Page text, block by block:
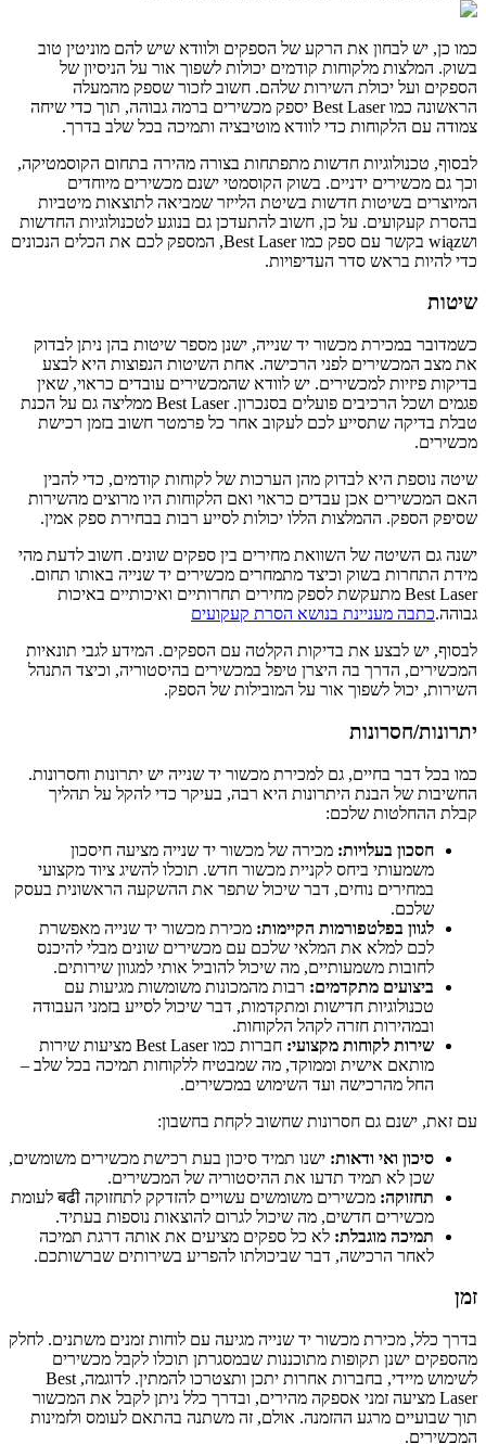
כמו כן, יש לבחון את הרקע של הספקים ולוודא שיש להם מוניטין טוב
בשוק. המלצות מלקוחות קודמים יכולות לשפוך אור על הניסיון של
הספקים ועל יכולת השירות שלהם. חשוב לזכור שספק מהמעלה
הראשונה כמו Best Laser יספק מכשירים ברמה גבוהה, תוך כדי שיחה
צמודה עם הלקוחות כדי לוודא מוטיבציה ותמיכה בכל שלב בדרך.
לבסוף, טכנולוגיות חדשות מתפתחות בצורה מהירה בתחום הקוסמטיקה,
וכך גם מכשירים ידניים. בשוק הקוסמטי ישנם מכשירים מיוחדים
המיוצרים בשיטות חדשות בשיטת הלייזר שמביאה לתוצאות מיטביות
בהסרת קעקועים. על כן, חשוב להתעדכן גם בנוגע לטכנולוגיות החדשות
ושwiąz בקשר עם ספק כמו Best Laser, המספק לכם את הכלים הנכונים
כדי להיות בראש סדר העדיפויות.
שיטות
כשמדובר במכירת מכשור יד שנייה, ישנן מספר שיטות בהן ניתן לבדוק
את מצב המכשירים לפני הרכישה. אחת השיטות הנפוצות היא לבצע
בדיקות פיזיות למכשירים. יש לוודא שהמכשירים עובדים כראוי, שאין
פגמים ושכל הרכיבים פועלים בסנכרון. Best Laser ממליצה גם על הכנת
טבלת בדיקה שתסייע לכם לעקוב אחר כל פרמטר חשוב בזמן רכישת
מכשירים.
שיטה נוספת היא לבדוק מהן הערכות של לקוחות קודמים, כדי להבין
האם המכשירים אכן עבדים כראוי ואם הלקוחות היו מרוצים מהשירות
שסיפק הספק. ההמלצות הללו יכולות לסייע רבות בבחירת ספק אמין.
ישנה גם השיטה של השוואת מחירים בין ספקים שונים. חשוב לדעת מהי
מידת התחרות בשוק וכיצד מתמחרים מכשירים יד שנייה באותו תחום.
Best Laser מתעקשת לספק מחירים תחרותיים ואיכותיים באיכות
גבוהה.כתבה מעניינת בנושא הסרת קעקועים
לבסוף, יש לבצע את בדיקות הקלטה עם הספקים. המידע לגבי תונאיות
המכשירים, הדרך בה היצרן טיפל במכשירים בהיסטוריה, וכיצד התנהל
השירות, יכול לשפוך אור על המובילות של הספק.
יתרונות/חסרונות
כמו בכל דבר בחיים, גם למכירת מכשור יד שנייה יש יתרונות וחסרונות.
החשיבות של הבנת היתרונות היא רבה, בעיקר כדי להקל על תהליך
קבלת ההחלטות שלכם:
חסכון בעלויות: מכירה של מכשור יד שנייה מציעה חיסכון
משמעותי ביחס לקניית מכשור חדש. תוכלו להשיג ציוד מקצועי
במחירים נוחים, דבר שיכול שתפר את ההשקעה הראשונית בעסק
שלכם.
לגוון בפלטפורמות הקיימות: מכירת מכשור יד שנייה מאפשרת
לכם למלא את המלאי שלכם עם מכשירים שונים מבלי להיכנס
לחובות משמעותיים, מה שיכול להוביל אותי למגוון שירותים.
ביצועים מתקדמים: רבות מהמכונות משומשות מגיעות עם
טכנולוגיות חדישות ומתקדמות, דבר שיכול לסייע בזמני העבודה
ובמהירות חזרה לקהל הלקוחות.
שירות לקוחות מקצועי:
חברות כמו Best Laser מציעות שירות
מותאם אישית וממוקד, מה שמבטיח ללקוחות תמיכה בכל שלב –
החל מהרכישה ועד השימוש במכשירים.
עם זאת, ישנם גם חסרונות שחשוב לקחת בחשבון:
סיכון ואי ודאות: ישנו תמיד סיכון בעת רכישת מכשירים משומשים,
שכן לא תמיד תדעו את ההיסטוריה של המכשירים.
תחזוקה:
מכשירים משומשים עשויים להזדקק לתחזוקה बढी לעומת
מכשירים חדשים, מה שיכול לגרום להוצאות נוספות בעתיד.
תמיכה מוגבלת: לא כל ספקים מציעים את אותה דרגת תמיכה
לאחר הרכישה, דבר שביכולתו להפריע בשירותים שברשותכם.
זמן
בדרך כלל, מכירת מכשור יד שנייה מגיעה עם לוחות זמנים משתנים. לחלק
מהספקים ישנן תקופות מתוכננות שבמסגרתן תוכלו לקבל מכשירים
לשימוש מיידי, בחברות אחרות יתכן ותצטרכו להמתין. לדוגמה, Best
Laser מציעה זמני אספקה מהירים, ובדרך כלל ניתן לקבל את המכשור
תוך שבועיים מרגע ההזמנה. אולם, זה משתנה בהתאם לעומס ולזמינות
המכשירים.